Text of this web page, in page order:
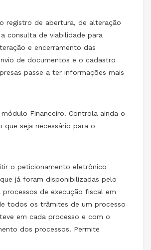
registro de abertura, de alteração
consulta de viabilidade para
e encerramento das
de documentos e o cadastro
passe a ter informações mais
Financeiro. Controla ainda o
seja necessário para o
o peticionamento eletrônico
já foram disponibilizadas pelo
de execução fiscal em
todos os trâmites de um processo
em cada processo e com o
dos processos. Permite